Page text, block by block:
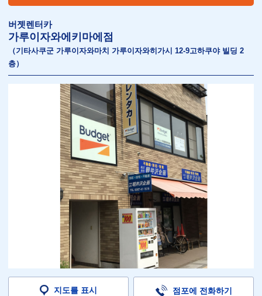
버젯렌터카
가루이자와에키마에점
（기타사쿠군 가루이자와마치 가루이자와히가시 12-9고하쿠야 빌딩 2
층）
지도를 표시 점포에 전화하기